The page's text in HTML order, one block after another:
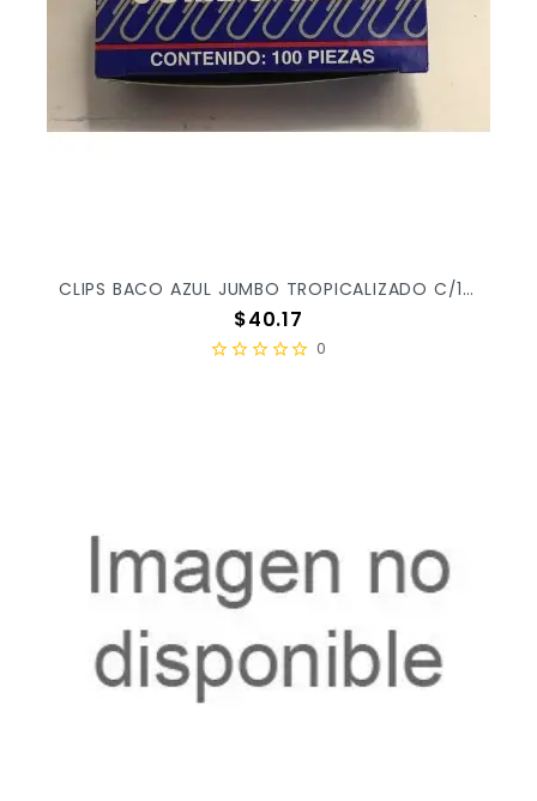
CLIPS BACO AZUL JUMBO TROPICALIZADO C/100PZ X/100
Precio
$40.17
0